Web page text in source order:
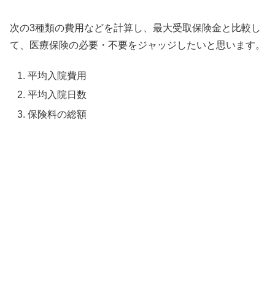
次の3種類の費用などを計算し、最大受取保険金と比較し
て、医療保険の必要・不要をジャッジしたいと思います。
平均入院費用
平均入院日数
保険料の総額